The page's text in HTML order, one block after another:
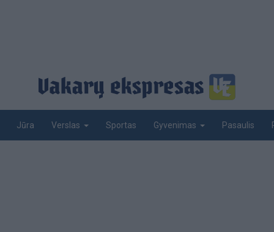
Jūra Verslas Sportas Gyvenimas Pasaulis